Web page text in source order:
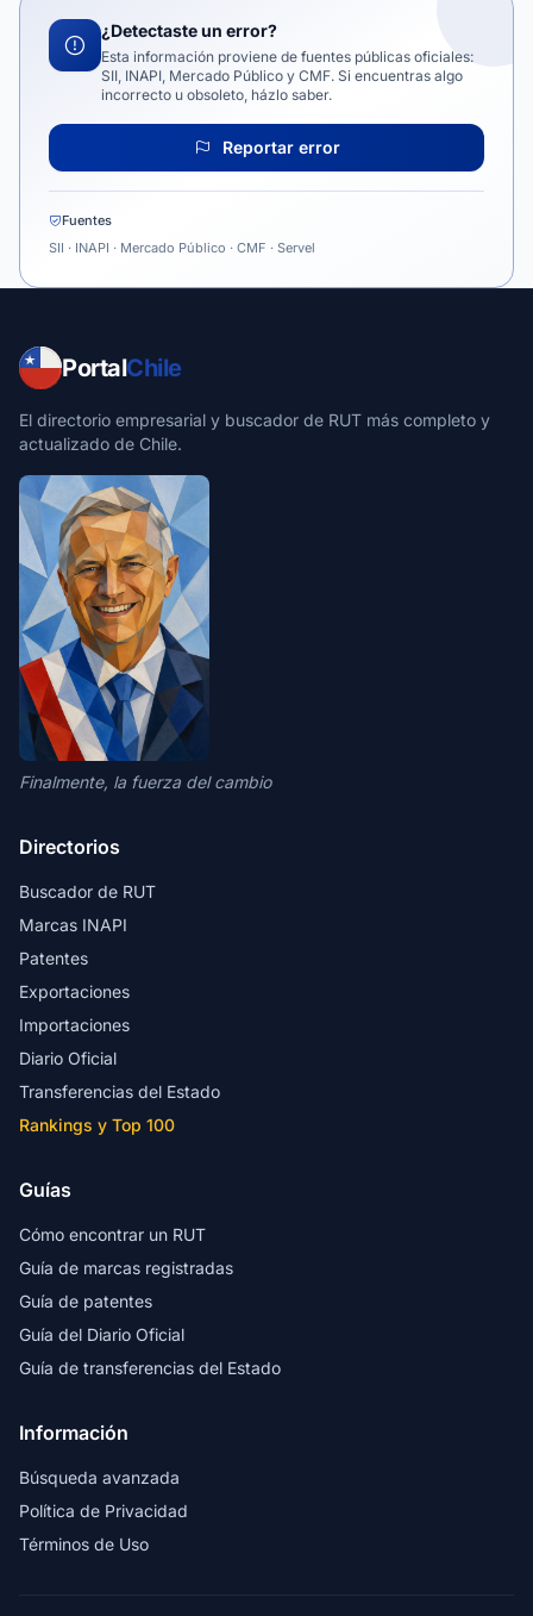
¿Detectaste un error?
Esta información proviene de fuentes públicas oficiales:
SII, INAPI, Mercado Público y CMF. Si encuentras algo
incorrecto u obsoleto, házlo saber.
Reportar error
Fuentes
SII · INAPI · Mercado Público · CMF · Servel
PortalChile
El directorio empresarial y buscador de RUT más completo y
actualizado de Chile.
Finalmente, la fuerza del cambio
Directorios
Buscador de RUT
Marcas INAPI
Patentes
Exportaciones
Importaciones
Diario Oficial
Transferencias del Estado
Rankings y Top 100
Guías
Cómo encontrar un RUT
Guía de marcas registradas
Guía de patentes
Guía del Diario Oficial
Guía de transferencias del Estado
Información
Búsqueda avanzada
Política de Privacidad
Términos de Uso